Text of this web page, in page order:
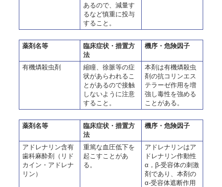
あるので、減量す
るなど慎重に投与
すること。
薬剤名等
臨床症状・措置方
法
機序・危険因子
有機燐殺虫剤
縮瞳、徐脈等の症
状があらわれるこ
とがあるので接触
しないように注意
すること。
本剤は有機燐殺虫
剤の抗コリンエス
テラーゼ作用を増
強し毒性を強める
ことがある。
薬剤名等
臨床症状・措置方
法
機序・危険因子
アドレナリン含有
歯科麻酔剤（リド
カイン・アドレナ
リン）
重篤な血圧低下を
起こすことがあ
る。
アドレナリンはア
ドレナリン作動性
α，β-受容体の刺激
剤であり、本剤の
α-受容体遮断作用